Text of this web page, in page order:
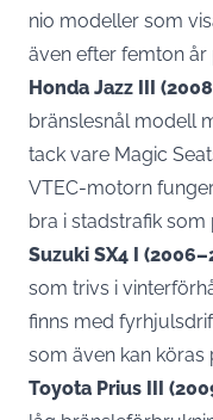
nio modeller som
även efter femton år
Honda Jazz III
bränslesnål modell
tack vare Magic
VTEC-motorn
bra i stadstrafik som
Suzuki SX4 I
som trivs i
finns med
som även kan köras
Toyota Prius III